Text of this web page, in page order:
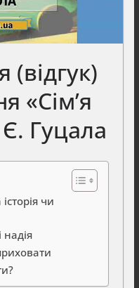
«Сім’я
Гуцала
чи
надія